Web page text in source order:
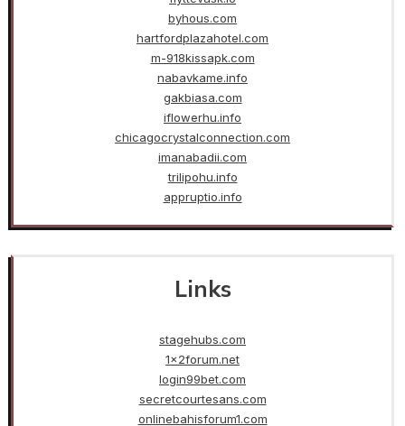
byhous.com
hartfordplazahotel.com
m-918kissapk.com
nabavkame.info
gakbiasa.com
iflowerhu.info
chicagocrystalconnection.com
imanabadii.com
trilipohu.info
appruptio.info
Links
stagehubs.com
1x2forum.net
login99bet.com
secretcourtesans.com
onlinebahisforum1.com